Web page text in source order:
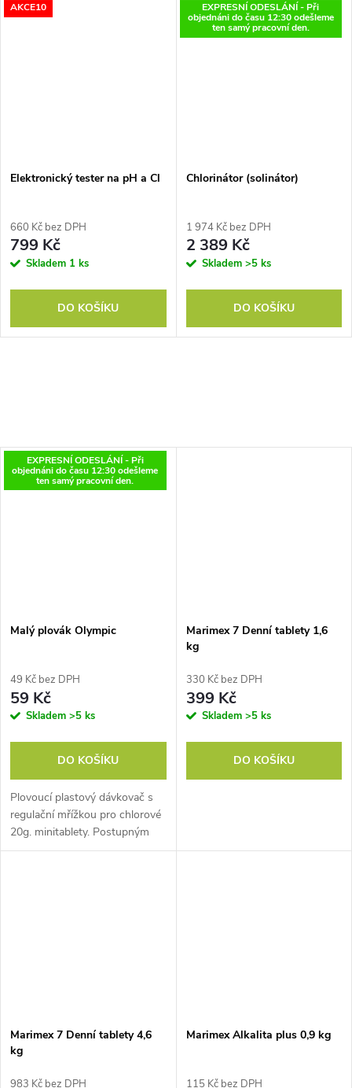
AKCE10
Elektronický tester na pH a Cl
660 Kč bez DPH
799 Kč
Skladem 1 ks
DO KOŠÍKU
EXPRESNÍ ODESLÁNÍ - Při
objednáni do času 12:30 odešleme
ten samý pracovní den.
Chlorinátor (solinátor)
1 974 Kč bez DPH
2 389 Kč
Skladem >5 ks
DO KOŠÍKU
EXPRESNÍ ODESLÁNÍ - Při
objednáni do času 12:30 odešleme
ten samý pracovní den.
Malý plovák Olympic
49 Kč bez DPH
59 Kč
Skladem >5 ks
DO KOŠÍKU
Plovoucí plastový dávkovač s
regulační mřížkou pro chlorové
20g. minitablety. Postupným
uvolňováním chloru zajišťuje v
Marimex 7 Denní tablety 1,6
kg
330 Kč bez DPH
399 Kč
Skladem >5 ks
DO KOŠÍKU
Marimex 7 Denní tablety 4,6
kg
983 Kč bez DPH
Marimex Alkalita plus 0,9 kg
115 Kč bez DPH